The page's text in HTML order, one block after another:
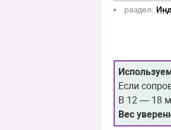
раздел:
Если
В 12 — 18
Вес